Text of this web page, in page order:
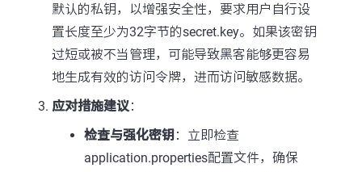
默认的私钥，以增强安全性，要求用户自行设
置长度至少为32字节的secret.key。如果该密钥
过短或被不当管理，可能导致黑客能够更容易
地生成有效的访问令牌，进而访问敏感数据。
应对措施建议：
检查与强化密钥 ：立即检查
application.properties配置文件，确保